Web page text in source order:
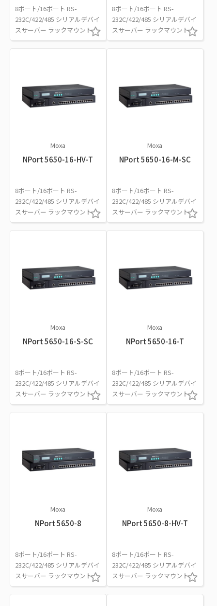
8ポート/16ポート RS-
232C/422/485 シリアルデバイ
スサーバー ラックマウント
8ポート/16ポート RS-
232C/422/485 シリアルデバイ
スサーバー ラックマウント
Moxa
NPort 5650-16-HV-T
8ポート/16ポート RS-
232C/422/485 シリアルデバイ
スサーバー ラックマウント
Moxa
NPort 5650-16-M-SC
8ポート/16ポート RS-
232C/422/485 シリアルデバイ
スサーバー ラックマウント
Moxa
NPort 5650-16-S-SC
8ポート/16ポート RS-
232C/422/485 シリアルデバイ
スサーバー ラックマウント
Moxa
NPort 5650-16-T
8ポート/16ポート RS-
232C/422/485 シリアルデバイ
スサーバー ラックマウント
Moxa
NPort 5650-8
8ポート/16ポート RS-
232C/422/485 シリアルデバイ
スサーバー ラックマウント
Moxa
NPort 5650-8-HV-T
8ポート/16ポート RS-
232C/422/485 シリアルデバイ
スサーバー ラックマウント